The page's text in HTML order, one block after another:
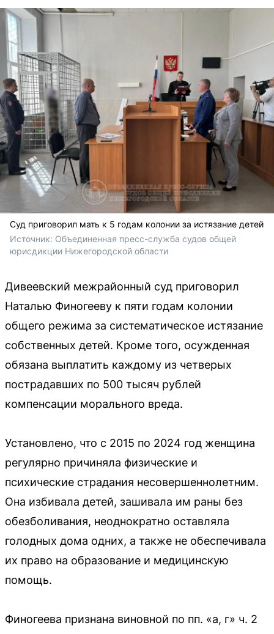
Суд приговорил мать к 5 годам колонии за истязание детей
Источник: Объединенная пресс-служба судов общей
юрисдикции Нижегородской области
Дивеевский межрайонный суд приговорил
Наталью Финогееву к пяти годам колонии
общего режима за систематическое истязание
собственных детей. Кроме того, осужденная
обязана выплатить каждому из четверых
пострадавших по 500 тысяч рублей
компенсации морального вреда.
Установлено, что с 2015 по 2024 год женщина
регулярно причиняла физические и
психические страдания несовершеннолетним.
Она избивала детей, зашивала им раны без
обезболивания, неоднократно оставляла
голодных дома одних, а также не обеспечивала
их право на образование и медицинскую
помощь.
Финогеева признана виновной по пп. «а, г» ч. 2